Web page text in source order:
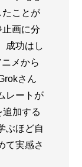
ことが
画に分
成功はし
メから
さん
レートが
加する
ぶほど自
て実感さ